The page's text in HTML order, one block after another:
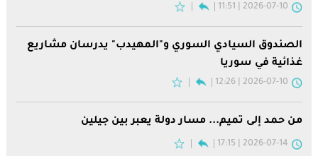
2026-07-10 | 11:51
الصندوق السيادي السوري و"المهيدب" يدرسان مشاريع
غذائية في سوريا
2026-07-10 | 12:26
من حمد إلى تميم... مسار دولة يعبر بين جيلين
2026-07-14 | 17:15